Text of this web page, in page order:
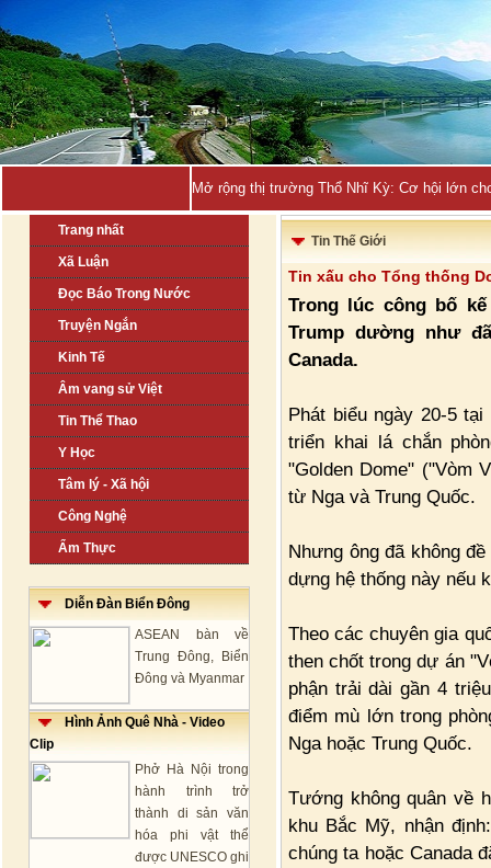
Mở rộng thị trường Thổ Nhĩ Kỳ: Cơ hội lớn
Trang nhất
Xã Luận
Đọc Báo Trong Nước
Truyện Ngắn
Kinh Tế
Âm vang sử Việt
Tin Thể Thao
Y Học
Tâm lý - Xã hội
Công Nghệ
Ẩm Thực
Diễn Đàn Biển Đông
ASEAN bàn về
Trung Đông, Biển
Đông và Myanmar
Hình Ảnh Quê Nhà - Video
Clip
Phở Hà Nội trong
hành trình trở
thành di sản văn
hóa phi vật thể
được UNESCO ghi
Tin Thế Giới
Tin xấu cho Tổng thống
Trong lúc công bố
Trump dường như
Canada.
Phát biểu ngày 20-5
triển khai lá chắn
"Golden Dome" ("Vòm
từ Nga và Trung Quốc.
Nhưng ông đã không
dựng hệ thống này nếu
Theo các chuyên gia
then chốt trong dự án
phận trải dài gần 4
điểm mù lớn trong
Nga hoặc Trung Quốc.
Tướng không quân về
khu Bắc Mỹ, nhận
chúng ta hoặc Canada